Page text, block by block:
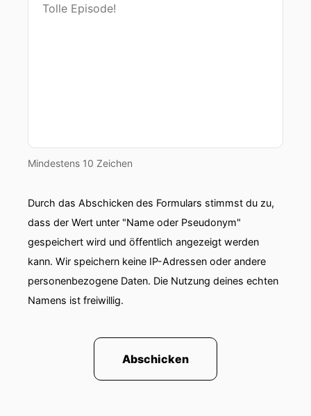
Mindestens 10 Zeichen
Durch das Abschicken des Formulars stimmst du zu,
dass der Wert unter "Name oder Pseudonym"
gespeichert wird und öffentlich angezeigt werden
kann. Wir speichern keine IP-Adressen oder andere
personenbezogene Daten. Die Nutzung deines echten
Namens ist freiwillig.
Abschicken